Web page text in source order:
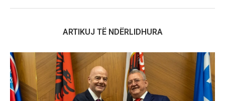
ARTIKUJ TË NDËRLIDHURA